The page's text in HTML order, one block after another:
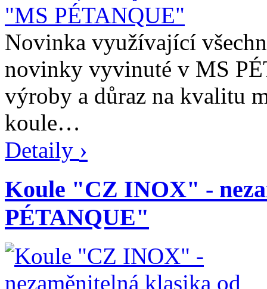
Novinka využívající
novinky vyvinuté v MS
výroby a důraz na kvalitu
koule…
Detaily ›
Koule "CZ INOX" -
PÉTANQUE"